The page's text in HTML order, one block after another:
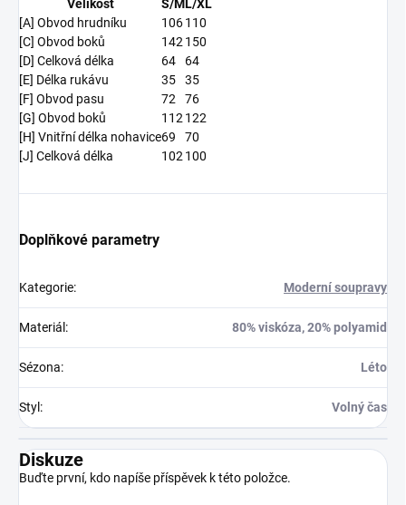
Velikost S/ML/XL
[A] Obvod hrudníku
106110
[C] Obvod boků
142150
[D] Celková délka
64
64
[E] Délka rukávu
35
35
[F] Obvod pasu
72
76
[G] Obvod boků
112122
[H] Vnitřní délka nohavice69
70
[J] Celková délka
102100
Doplňkové parametry
Kategorie: Moderní soupravy
Materiál : 80% viskóza, 20% polyamid
Sézona: Léto
Styl : Volný čas
Diskuze
Buďte první, kdo napíše příspěvek k této položce.